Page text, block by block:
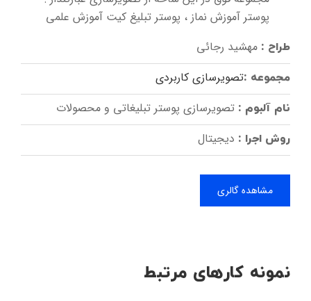
پوستر آموزش نماز ، پوستر تبلیغ کیت آموزش علمی
طراح : مهشید رجائی
مجموعه :تصویرسازی کاربردی
نام آلبوم : تصویرسازی پوستر تبلیغاتی و محصولات
روش اجرا : دیجیتال
مشاهده گالری
نمونه کارهای مرتبط